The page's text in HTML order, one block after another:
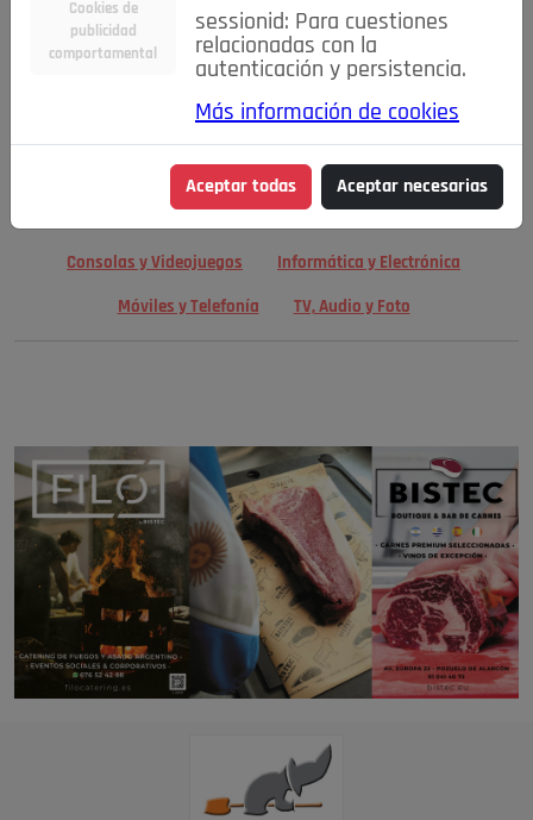
Niños y Bebés Inmobiliaria Construcción y Reformas
Moda Accesorios Ropa Motor
Motor y Accesorios Motos Ocio
Cine, Libros y Música Coleccionismo
Consolas y Videojuegos Informática y Electrónica
Móviles y Telefonía TV, Audio y Foto
Cookies de
publicidad
comportamental
sessionid: Para cuestiones
relacionadas con la
autenticación y persistencia.
Más información de cookies
Aceptar todas Aceptar necesarias